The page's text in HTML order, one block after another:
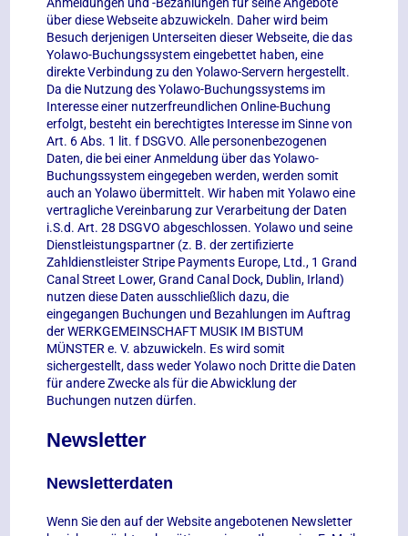
über diese Webseite abzuwickeln. Daher wird beim
Besuch derjenigen Unterseiten dieser Webseite, die das
Yolawo-Buchungssystem eingebettet haben, eine
direkte Verbindung zu den Yolawo-Servern hergestellt.
Da die Nutzung des Yolawo-Buchungssystems im
Interesse einer nutzerfreundlichen Online-Buchung
erfolgt, besteht ein berechtigtes Interesse im Sinne von
Art. 6 Abs. 1 lit. f DSGVO. Alle personenbezogenen
Daten, die bei einer Anmeldung über das Yolawo-
Buchungssystem eingegeben werden, werden somit
auch an Yolawo übermittelt. Wir haben mit Yolawo eine
vertragliche Vereinbarung zur Verarbeitung der Daten
i.S.d. Art. 28 DSGVO abgeschlossen. Yolawo und seine
Dienstleistungspartner (z. B. der zertifizierte
Zahldienstleister Stripe Payments Europe, Ltd., 1 Grand
Canal Street Lower, Grand Canal Dock, Dublin, Irland)
nutzen diese Daten ausschließlich dazu, die
eingegangen Buchungen und Bezahlungen im Auftrag
der WERKGEMEINSCHAFT MUSIK IM BISTUM
MÜNSTER e. V. abzuwickeln. Es wird somit
sichergestellt, dass weder Yolawo noch Dritte die Daten
für andere Zwecke als für die Abwicklung der
Buchungen nutzen dürfen.
Newsletter
Newsletterdaten
Wenn Sie den auf der Website angebotenen Newsletter